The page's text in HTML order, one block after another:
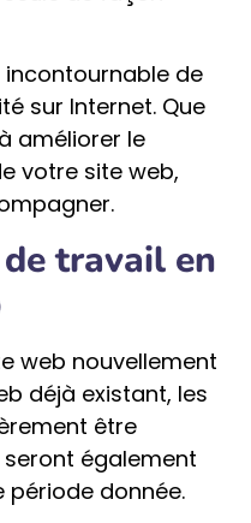
de
sur Internet. Que
améliorer le
votre site web,
travail en
web nouvellement
déjà existant, les
être
également
période donnée.